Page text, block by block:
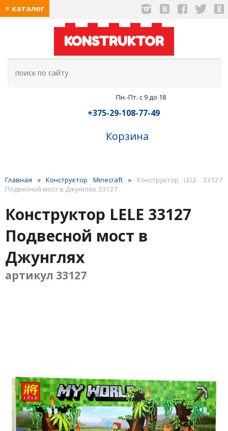
≡ каталог
KONSTRUKTOR
Пн.-Пт. с 9 до 18
+375-29-108-77-49
Корзина
Главная » Конструктор Minecraft »
Конструктор LELE 33127
Подвесной мост в Джунглях 33127
Конструктор LELE 33127
Подвесной мост в
Джунглях
артикул 33127